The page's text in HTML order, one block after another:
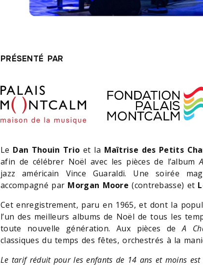
PRÉSENTÉ PAR
Le Dan Thouin Trio et la Maîtrise des Petits
afin de célébrer Noël avec les pièces de l’album
jazz américain Vince Guaraldi. Une soirée
accompagné par Morgan Moore (contrebasse) et
Cet enregistrement, paru en 1965, et dont la
l’un des meilleurs albums de Noël de tous les
toute nouvelle génération. Aux pièces deA
classiques du temps des fêtes, orchestrés à la
Le tarif réduit pour les enfants de 14 ans et moins